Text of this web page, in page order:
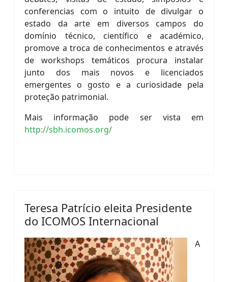
conferencias com o intuito de divulgar o
estado da arte em diversos campos do
domínio técnico, científico e académico,
promove a troca de conhecimentos e através
de workshops temáticos procura instalar
junto dos mais novos e licenciados
emergentes o gosto e a curiosidade pela
proteção patrimonial.
Mais informação pode ser vista em
http://sbh.icomos.org/
Teresa Patrício eleita Presidente
do ICOMOS Internacional
A